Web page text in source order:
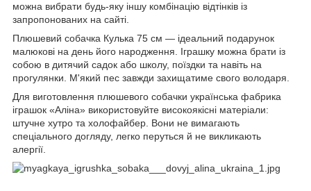
можна вибрати будь-яку іншу комбінацію відтінків із
запропонованих на сайті.
Плюшевий собачка Кулька 75 см — ідеальний подарунок
малюкові на день його народження. Іграшку можна брати із
собою в дитячий садок або школу, поїздки та навіть на
прогулянки. М'який пес завжди захищатиме свого володаря.
Для виготовлення плюшевого собачки українська фабрика
іграшок «Аліна» використовуйте високоякісні матеріали:
штучне хутро та холофайбер. Вони не вимагають
спеціального догляду, легко перуться й не викликають
алергії.